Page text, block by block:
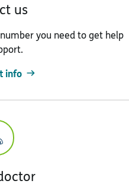
us
you need to get help
info